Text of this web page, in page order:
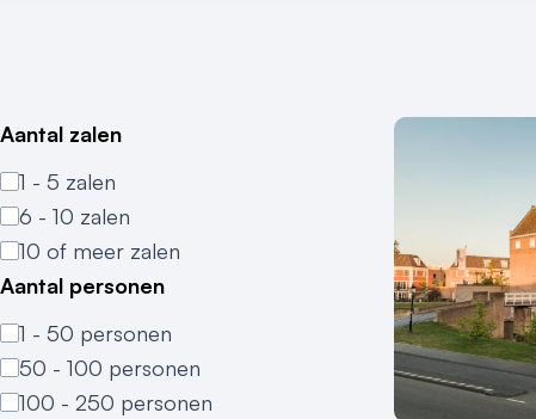
Aantal zalen
1 - 5 zalen
6 - 10 zalen
10 of meer zalen
Aantal personen
1 - 50 personen
50 - 100 personen
100 - 250 personen